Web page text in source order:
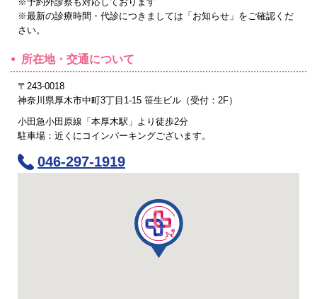
※最新の診療時間・代診につきましては「お知らせ」をご確認くだ
さい。
所在地・交通について
〒243-0018
神奈川県厚木市中町3丁目1-15 笹生ビル（受付：2F）
小田急小田原線「本厚木駅」より徒歩2分
駐車場：近くにコインパーキングございます。
046-297-1919